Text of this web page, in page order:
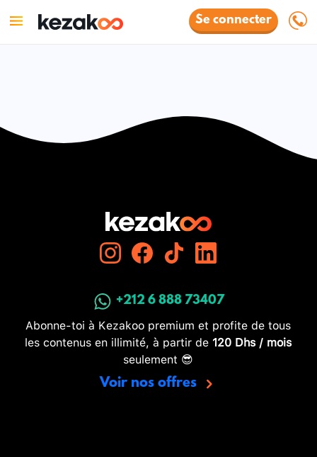
Se connecter
+212 6 888 73407
Abonne-toi à Kezakoo premium et profite de tous
les contenus en illimité, à partir de 120 Dhs / mois
seulement 😎
Voir nos offres